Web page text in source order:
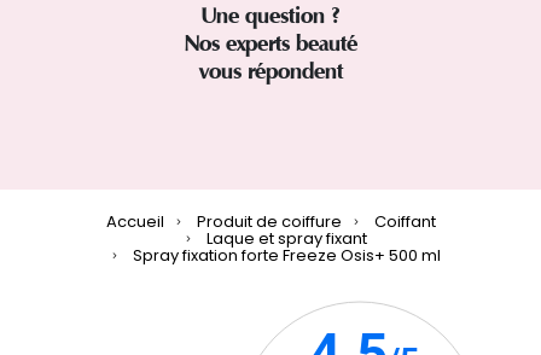
Une question ?
Nos experts beauté
vous répondent
Accueil Produit de coiffure Coiffant
Laque et spray fixant
Spray fixation forte Freeze Osis+ 500 ml